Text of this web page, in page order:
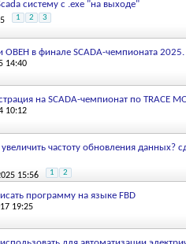
систему с .exe "на выходе"
1 2 3
и ОВЕН в финале SCADA-чемпионата
14:40
на SCADA-чемпионат по TRACE
10:12
частоту обновления данных?
15:56 1 2
программу на языке FBD
19:25